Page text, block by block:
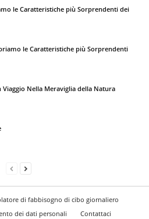
le Caratteristiche più Sorprendenti dei
le Caratteristiche più Sorprendenti
Viaggio Nella Meraviglia della Natura
di fabbisogno di cibo giornaliero
dei dati personali
Contattaci